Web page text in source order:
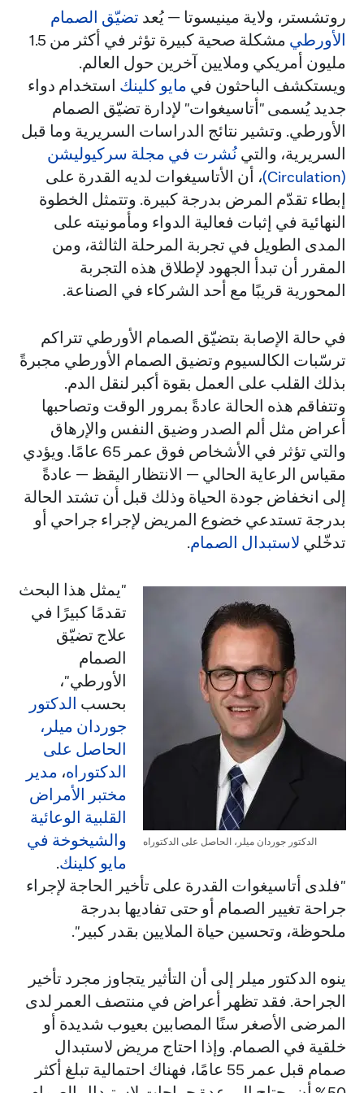
روتشستر، ولاية مينيسوتا — يُعد تضيّق الصمام
الأورطي
مشكلة صحية كبيرة تؤثر في أكثر من 1.5
مليون أمريكي وملايين آخرين حول العالم.
ويستكشف الباحثون في مايو كلينك استخدام دواء
جديد يُسمى "أتاسيغوات" لإدارة تضيّق الصمام
الأورطي. وتشير نتائج الدراسات السريرية وما قبل
السريرية، والتي نُشرت في مجلة سركيوليشن
(Circulation)
، أن الأتاسيغوات لديه القدرة على
إبطاء تقدّم المرض بدرجة كبيرة. وتتمثل الخطوة
النهائية في إثبات فعالية الدواء ومأمونيته على
المدى الطويل في تجربة المرحلة الثالثة، ومن
المقرر أن تبدأ الجهود لإطلاق هذه التجربة
المحورية قريبًا مع أحد الشركاء في الصناعة.
في حالة الإصابة بتضيّق الصمام الأورطي تتراكم
ترسّبات الكالسيوم وتضيق الصمام الأورطي مجبرةً
بذلك القلب على العمل بقوة أكبر لنقل الدم.
وتتفاقم هذه الحالة عادةً بمرور الوقت وتصاحبها
أعراض مثل ألم الصدر وضيق النفس والإرهاق
والتي تؤثر في الأشخاص فوق عمر 65 عامًا. ويؤدي
مقياس الرعاية الحالي — الانتظار اليقظ — عادةً
إلى انخفاض جودة الحياة وذلك قبل أن تشتد الحالة
بدرجة تستدعي خضوع المريض لإجراء جراحي أو
تدخّلي لاستبدال الصمام.
الدكتور جوردان ميلر، الحاصل على الدكتوراه
"يمثل هذا البحث
تقدمًا كبيرًا في
علاج تضيّق
الصمام
الأورطي"،
بحسب الدكتور
جوردان ميلر،
الحاصل على
الدكتوراه، مدير
مختبر الأمراض
القلبية الوعائية
والشيخوخة في
مايو كلينك.
"فلدى أتاسيغوات القدرة على تأخير الحاجة لإجراء
جراحة تغيير الصمام أو حتى تفاديها بدرجة
ملحوظة، وتحسين حياة الملايين بقدر كبير".
ينوه الدكتور ميلر إلى أن التأثير يتجاوز مجرد تأخير
الجراحة. فقد تظهر أعراض في منتصف العمر لدى
المرضى الأصغر سنًا المصابين بعيوب شديدة أو
خلقية في الصمام. وإذا احتاج مريض لاستبدال
صمام قبل عمر 55 عامًا، فهناك احتمالية تبلغ أكثر